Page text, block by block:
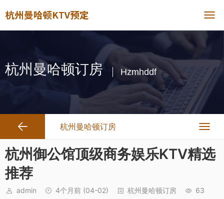
杭州曼哈顿订房 Hzmhddf
杭州曼哈顿订房
杭州御公馆顶级商务娱乐KTV精选
推荐
admin 4个月前 (04-02) 杭州曼哈顿订房 63